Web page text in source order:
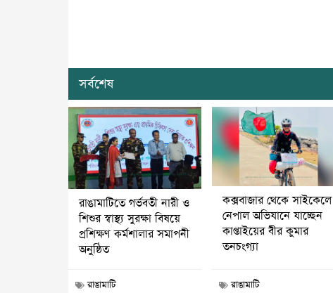
সর্বশেষ
রাঙামাটিতে গর্ভবতী নারী ও
শিশুর স্বাস্থ্য সুরক্ষা বিষয়ে
প্রশিক্ষণ কর্মশালার সমাপনী
অনুষ্ঠিত
রাঙামাটি
কক্সবাজার থেকে সাইকেলে
নেপাল অভিযানে যাচ্ছেন
কাপ্তাইয়ের বীর কুমার
তনচংগ্যা
রাঙামাটি